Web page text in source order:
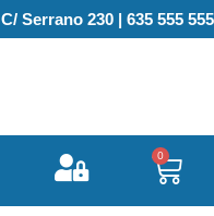
C/ Serrano 230 | 635 555 555
0